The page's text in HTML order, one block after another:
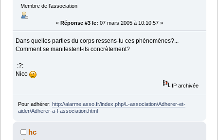
Membre de l'association
« Réponse #3 le: 07 mars 2005 à 10:10:57 »
Dans quelles parties du corps ressens-tu ces phénomènes?...
Comment se manifestent-ils concrètement?
:?:
Nico
IP archivée
Pour adhérer: http://alarme.asso.fr/index.php/L-association/Adherer-et-
aider/Adherer-a-l-association.html
hc